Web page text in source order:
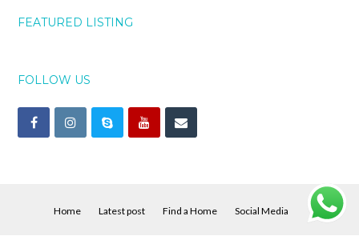
FEATURED LISTING
FOLLOW US
Home Latest post Find a Home Social Media